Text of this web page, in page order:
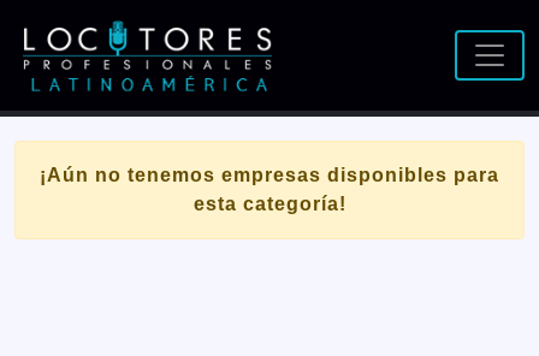
¡Aún no tenemos empresas disponibles para
esta categoría!